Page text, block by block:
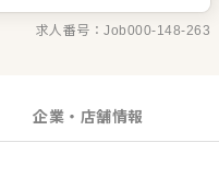
安心してスタートできる環
SVといった本部職への昇格
求人番号：Job000-148-263
企業・店舗情報